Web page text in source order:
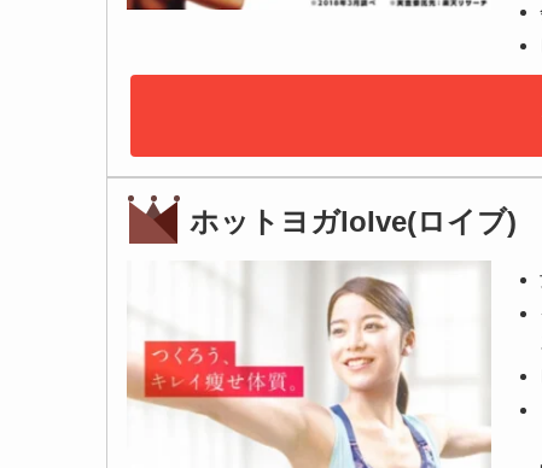
ホットヨガloIve(ロイブ)